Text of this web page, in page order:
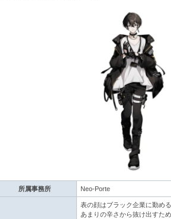
所属事務所 Neo-Porte
表の顔はブラック企業に勤める
あまりの辛さから抜け出すた